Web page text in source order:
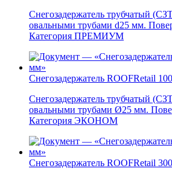
Снегозадержатель трубчатый
овальными трубами d25 мм.
Категория ПРЕМИУМ
Снегозадержатель ROOFRetail
Снегозадержатель трубчатый
овальными трубами Ø25 мм.
Категория ЭКОНОМ
Снегозадержатель ROOFRetail